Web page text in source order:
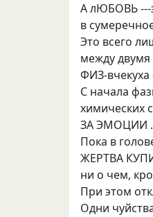
А лЮБОВЬ ---
в
Это всего
между двумя
ФИЗ-вчекуха
С начала
химических
ЗА ЭМОЦИИ .
Пока в
ЖЕРТВА
ни о чем,
При этом
Одни